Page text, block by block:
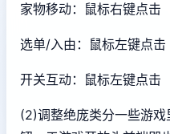
家物移动：鼠标右键点击
选单/入由：鼠标左键点击
开关互动：鼠标左键点击
(2)调整绝庞类分一些游